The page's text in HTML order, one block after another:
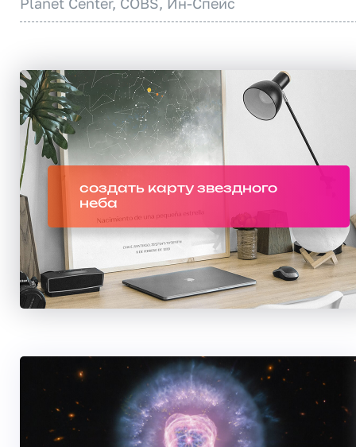
создать карту звездного
неба